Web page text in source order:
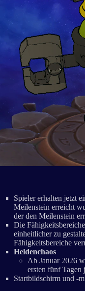
Spieler erhalten jetzt
Meilenstein erreicht
der den Meilenstein
Die
einheitlicher zu
Fähigkeitsbereiche
Heldenchaos
Ab Januar 2026
ersten fünf Tagen
Startbildschirm und -